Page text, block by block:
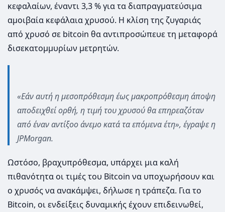
κεφαλαίων, έναντι 3,3 % για τα διαπραγματεύσιμα
αμοιβαία κεφάλαια χρυσού. Η κλίση της ζυγαριάς
από χρυσό σε bitcoin θα αντιπροσώπευε τη μεταφορά
δισεκατομμυρίων μετρητών.
«Εάν αυτή η μεσοπρόθεσμη έως μακροπρόθεσμη άποψη
αποδειχθεί ορθή, η τιμή του χρυσού θα επηρεαζόταν
από έναν αντίξοο άνεμο κατά τα επόμενα έτη», έγραψε η
JPMorgan.
Ωστόσο, βραχυπρόθεσμα, υπάρχει μια καλή
πιθανότητα οι τιμές του Bitcoin να υποχωρήσουν και
ο χρυσός να ανακάμψει, δήλωσε η τράπεζα. Για το
Bitcoin, οι ενδείξεις δυναμικής έχουν επιδεινωθεί,